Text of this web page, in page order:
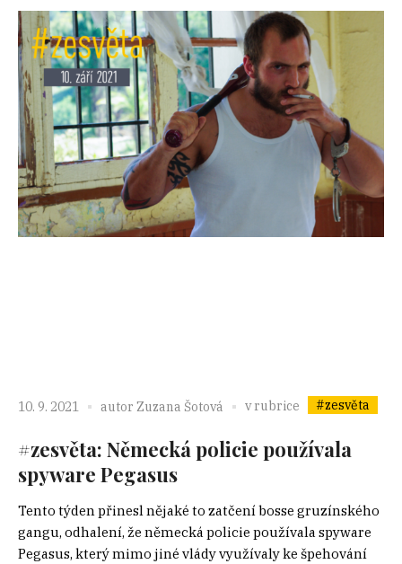
10. 9. 2021 autor Zuzana Šotová v rubrice #zesvěta
#zesvěta: Německá policie používala
spyware Pegasus
Tento týden přinesl nějaké to zatčení bosse gruzínského
gangu, odhalení, že německá policie používala spyware
Pegasus, který mimo jiné vlády využívaly ke špehování